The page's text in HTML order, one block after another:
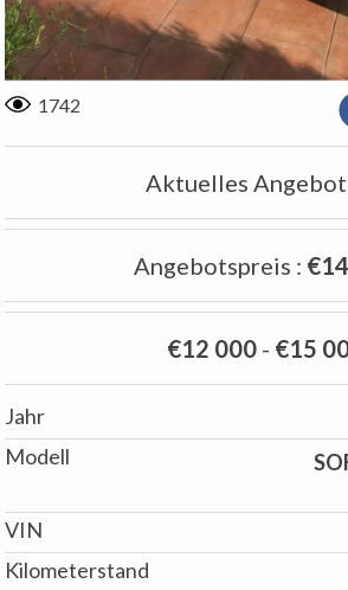
1742
Aktuelles Angebot
Angebotspreis :
€12 000- €15
Jahr
Modell
VIN
Kilometerstand